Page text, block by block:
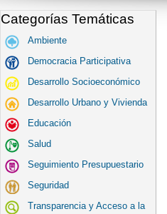
Categorías Temáticas
Ambiente
Democracia Participativa
Desarrollo Socioeconómico
Desarrollo Urbano y Vivienda
Educación
Salud
Seguimiento Presupuestario
Seguridad
Transparencia y Acceso a la